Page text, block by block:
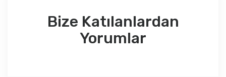
Bize Katılanlardan
Yorumlar